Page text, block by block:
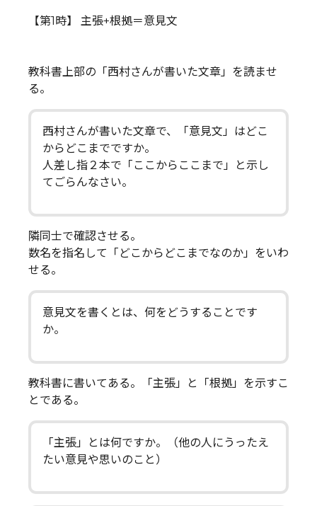
【第1時】 主張+根拠＝意見文
教科書上部の「西村さんが書いた文章」を読ませ
る。
西村さんが書いた文章で、「意見文」はどこ
からどこまでですか。
人差し指２本で「ここからここまで」と示し
てごらんなさい。
隣同士で確認させる。
数名を指名して「どこからどこまでなのか」をいわ
せる。
意見文を書くとは、何をどうすることです
か。
教科書に書いてある。「主張」と「根拠」を示すこ
とである。
「主張」とは何ですか。（他の人にうったえ
たい意見や思いのこと）